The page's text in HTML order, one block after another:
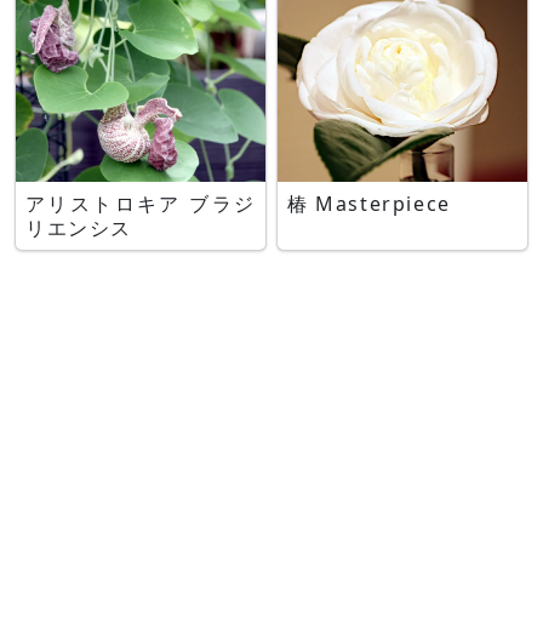
アリストロキア ブラジ
リエンシス
椿 Masterpiece